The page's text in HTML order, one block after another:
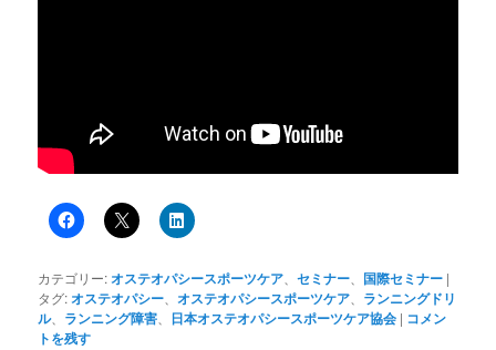
カテゴリー:オステオパシースポーツケア 、セミナー 国際セミナー |
タグ:オステオパシー 、オステオパシースポーツケア
ランニングドリ
ル、 ランニング障害 日本オステオパシースポーツケア協会 | コメン
トを残す